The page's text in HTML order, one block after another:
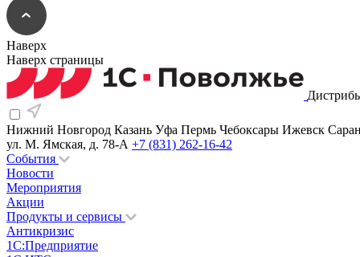
Наверх
Наверх страницы
Нижний Новгород Казань Уфа Пермь Чебоксары Ижевск
ул. М. Ямская, д. 78-А +7 (831) 262-16-42
События
Новости
Мероприятия
Акции
Продукты и сервисы
Антикризис
1С:Предприятие